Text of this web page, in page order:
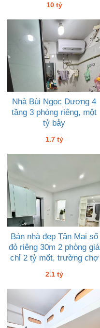
10 tỷ
Nhà Bùi Ngọc Dương 4
tầng 3 phòng riêng, một
tỷ bảy
1.7 tỷ
Bán nhà đẹp Tân Mai sổ
đỏ riêng 30m 2 phòng giá
chỉ 2 tỷ mốt, trường chợ
2.1 tỷ